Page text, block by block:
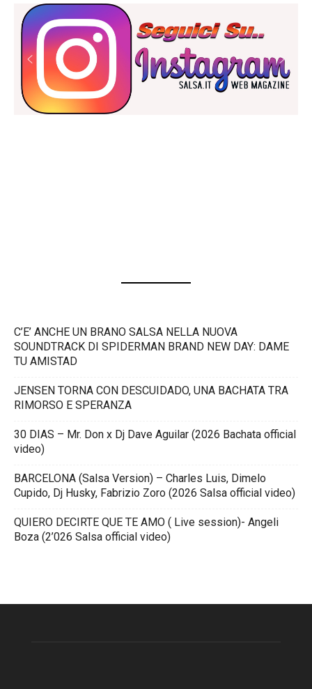
C’E’ ANCHE UN BRANO SALSA NELLA NUOVA
SOUNDTRACK DI SPIDERMAN BRAND NEW DAY: DAME
TU AMISTAD
JENSEN TORNA CON DESCUIDADO, UNA BACHATA TRA
RIMORSO E SPERANZA
30 DIAS – Mr. Don x Dj Dave Aguilar (2026 Bachata official
video)
BARCELONA (Salsa Version) – Charles Luis, Dimelo
Cupido, Dj Husky, Fabrizio Zoro (2026 Salsa official video)
QUIERO DECIRTE QUE TE AMO ( Live session)- Angeli
Boza (2’026 Salsa official video)